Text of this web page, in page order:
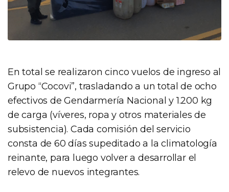
En total se realizaron cinco vuelos de ingreso al
Grupo “Cocovi”, trasladando a un total de ocho
efectivos de Gendarmería Nacional y 1.200 kg
de carga (víveres, ropa y otros materiales de
subsistencia). Cada comisión del servicio
consta de 60 días supeditado a la climatología
reinante, para luego volver a desarrollar el
relevo de nuevos integrantes.